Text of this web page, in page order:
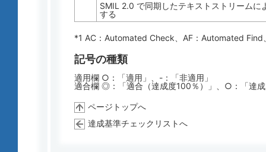
SMIL 2.0 で同期したテキストストリームに
する
*1 AC： Automated Check 、AF： Automated Find
記号の種類
適用欄 ○：「適用」、-：「非適用」
適合欄 ◎：「適合（達成度100％）」、○：「達
ページトップへ
達成基準チェックリストへ